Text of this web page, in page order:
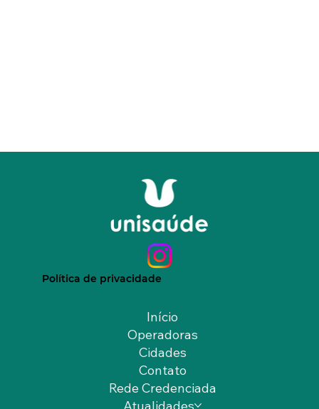
Política de privacidade
Início
Operadoras
Cidades
Contato
Rede Credenciada
Atualidades